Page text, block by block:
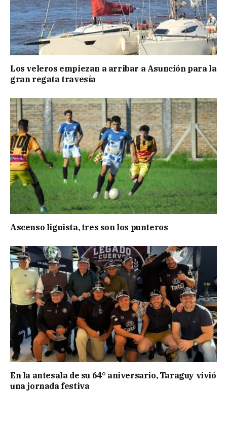
Los veleros empiezan a arribar a Asunción para la
gran regata travesía
Ascenso liguista, tres son los punteros
En la antesala de su 64° aniversario, Taraguy vivió
una jornada festiva